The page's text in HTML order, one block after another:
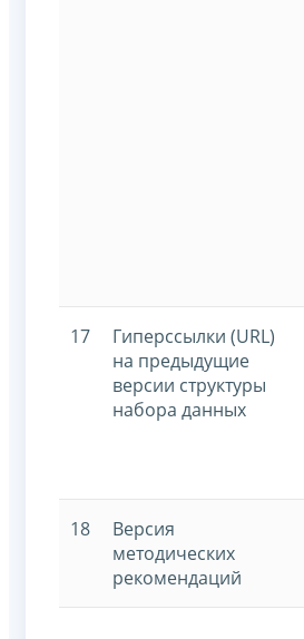
17
Гиперссылки (URL)
на предыдущие
версии структуры
набора данных
18
Версия
методических
рекомендаций